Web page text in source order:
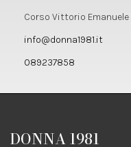
Corso Vittorio Emanuele
info@donna1981.it
089237858
DONNA 1981